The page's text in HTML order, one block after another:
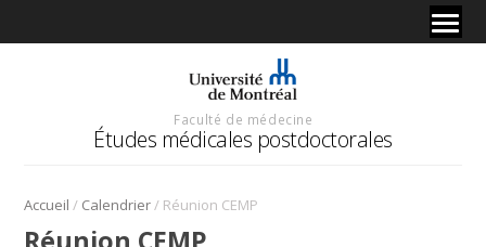
Faculté de médecine
Études médicales postdoctorales
Accueil / Calendrier/ Réunion CEMP